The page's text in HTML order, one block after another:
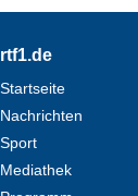
Footer
rtf1.de
Startseite
Nachrichten
Sport
Mediathek